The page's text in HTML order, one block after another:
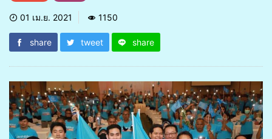
01 เม.ย. 2021 1150
share tweet share